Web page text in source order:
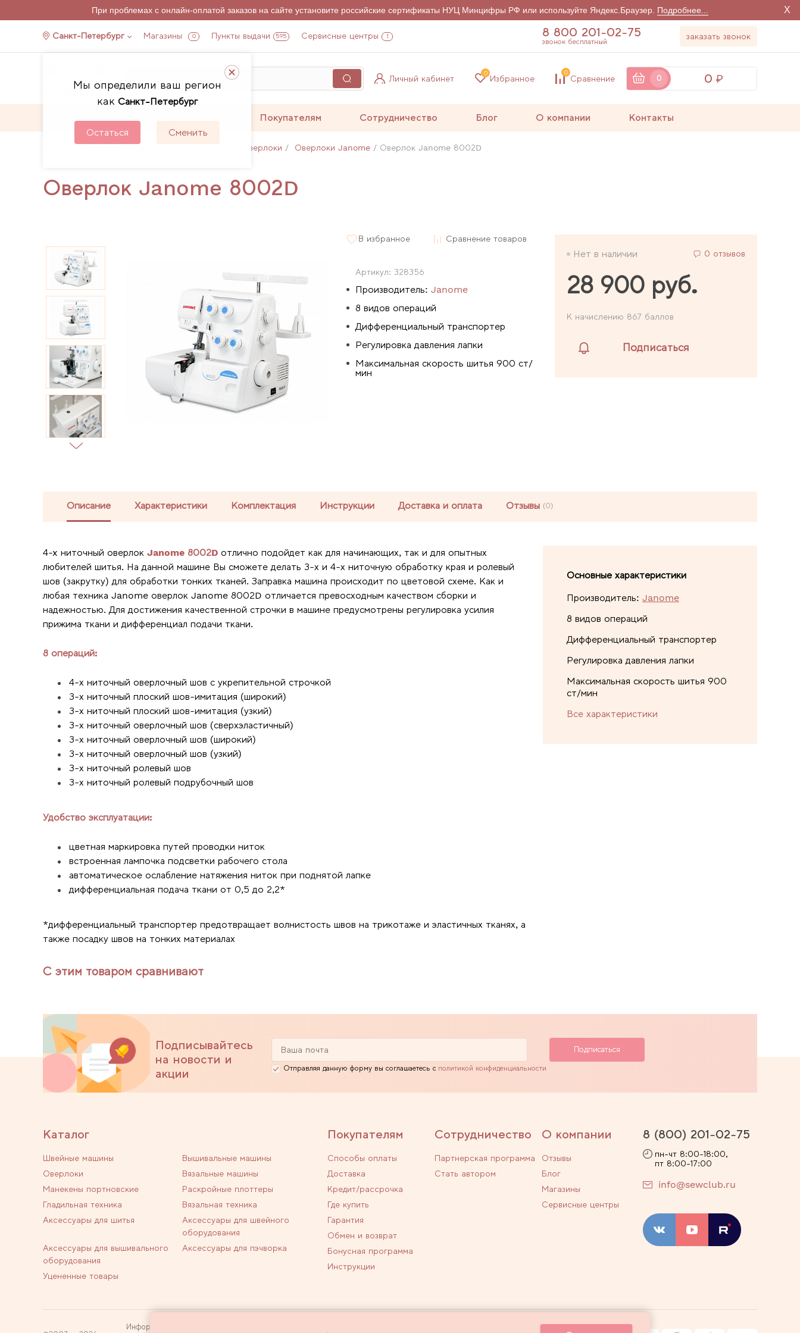
При проблемах с онлайн-оплатой заказов на сайте установите российские сертификаты НУЦ Минцифры РФ или используйте Яндекс.Браузер. Подробнее... X
Санкт-Петербург Магазины 0 Пункты выдачи 595 Сервисные центры 1
Мы определили ваш регион
как Санкт-Петербург
Остаться Сменить
8 800 201-02-75
звонок бесплатный
заказать звонок
Личный кабинет Избранное
0
Сравнение
0
0 0
Покупателям Сотрудничество Блог О компании Контакты
Каталог Швейное оборудование Оверлоки Оверлоки Janome Оверлок Janome 8002D
Оверлок Janome 8002D
В избранное Сравнение товаров
Артикул: 328356
Производитель: Janome
8 видов операций
Дифференциальный транспортер
Регулировка давления лапки
Максимальная скорость шитья 900 ст/
мин
Нет в наличии 0 отзывов
28 900 руб.
К начислению 867 баллов
Подписаться
Описание Характеристики Комплектация Инструкции Доставка и оплата Отзывы (0)
4-x ниточный оверлок Janome 8002D отлично подойдет как для начинающих, так и для опытных
любителей шитья. На данной машине Вы сможете делать 3-х и 4-х ниточную обработку края и ролевый
шов (закрутку) для обработки тонких тканей. Заправка машина происходит по цветовой схеме. Как и
любая техника Janome оверлок Janome 8002D отличается превосходным качеством сборки и
надежностью. Для достижения качественной строчки в машине предусмотрены регулировка усилия
прижима ткани и дифференциал подачи ткани.
8 операций:
4-х ниточный оверлочный шов с укрепительной строчкой
3-х ниточный плоский шов-имитация (широкий)
3-х ниточный плоский шов-имитация (узкий)
3-х ниточный оверлочный шов (сверхэластичный)
3-х ниточный оверлочный шов (широкий)
3-х ниточный оверлочный шов (узкий)
3-х ниточный ролевый шов
3-х ниточный ролевый подрубочный шов
Удобство эксплуатации:
цветная маркировка путей проводки ниток
встроенная лампочка подсветки рабочего стола
автоматическое ослабление натяжения ниток при поднятой лапке
дифференциальная подача ткани от 0,5 до 2,2*
*дифференциальный транспортер предотвращает волнистость швов на трикотаже и эластичных тканях, а
также посадку швов на тонких материалах
Основные характеристики
Производитель: Janome
8 видов операций
Дифференциальный транспортер
Регулировка давления лапки
Максимальная скорость шитья 900
ст/мин
Все характеристики
С этим товаром сравнивают
Подписывайтесь
на новости и
акции
Отправляя данную форму вы соглашаетесь с политикой конфиденциальности
Каталог
Швейные машины
Вышивальные машины
Оверлоки
Вязальные машины
Манекены портновские
Раскройные плоттеры
Гладильная техника
Вязальная техника
Аксессуары для шитья
Аксессуары для швейного
оборудования
Аксессуары для вышивального
оборудования
Аксессуары для пэчворка
Уцененные товары
Покупателям
Способы оплаты
Доставка
Кредит/рассрочка
Где купить
Гарантия
Обмен и возврат
Бонусная программа
Инструкции
Сотрудничество
Партнерская программа
Стать автором
О компании
Отзывы
Блог
Магазины
Сервисные центры
8 (800) 201-02-75
пн-чт 8:00-18:00,
пт 8:00-17:00
info@sewclub.ru
Информация на сайте не является публичной офертой.
Политика конфиденциальности Договор оферты